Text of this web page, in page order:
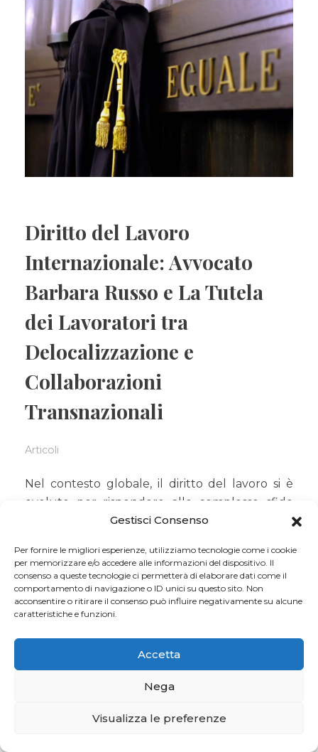
Gestisci Consenso
Per fornire le migliori esperienze, utilizziamo tecnologie come i cookie
per memorizzare e/o accedere alle informazioni del dispositivo. Il
consenso a queste tecnologie ci permetterà di elaborare dati come il
comportamento di navigazione o ID unici su questo sito. Non
acconsentire o ritirare il consenso può influire negativamente su alcune
caratteristiche e funzioni.
Accetta
Nega
Visualizza le preferenze
Diritto del Lavoro
Internazionale: Avvocato
Barbara Russo e La Tutela
dei Lavoratori tra
Delocalizzazione e
Collaborazioni
Transnazionali
Articoli
Nel contesto globale, il diritto del lavoro si è
evoluto per rispondere alle complesse sfide
della delocalizzazione, dove aziende europee
minore costo per ottimizzare i costi operativi.
Questo fenomeno comporta la migrazione di
posti di lavoro, con conseguenze importanti
per i diritti dei lavoratori coinvolti. Il diritto del
ruolo centrale, ponendosi come baluardo per
la tutela dei diritti dei lavoratori che si trovano a
operare in contesti diversi e spesso meno
ambito sono figure chiave nel garantire che i